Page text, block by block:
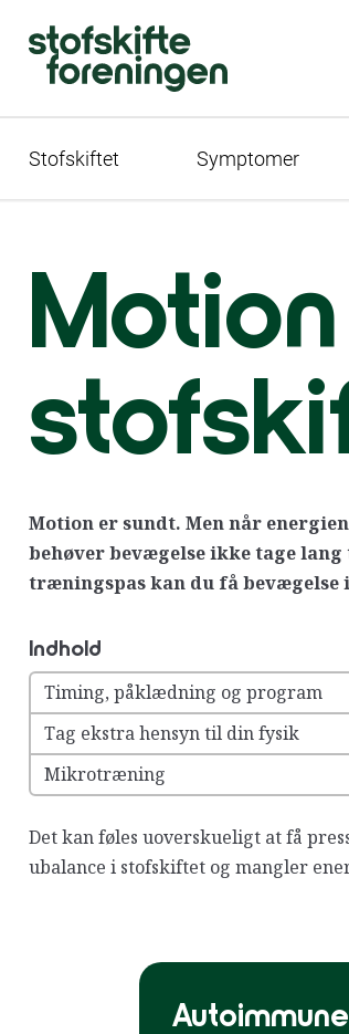
Stofskiftet Symptomer
Motion er sundt. Men når
behøver bevægelse ikke tage
træningspas kan du få bevægelse
Indhold
Timing, påklædning og program
Tag ekstra hensyn til din fysik
Mikrotræning
Det kan føles uoverskueligt at få
ubalance i stofskiftet og mangler